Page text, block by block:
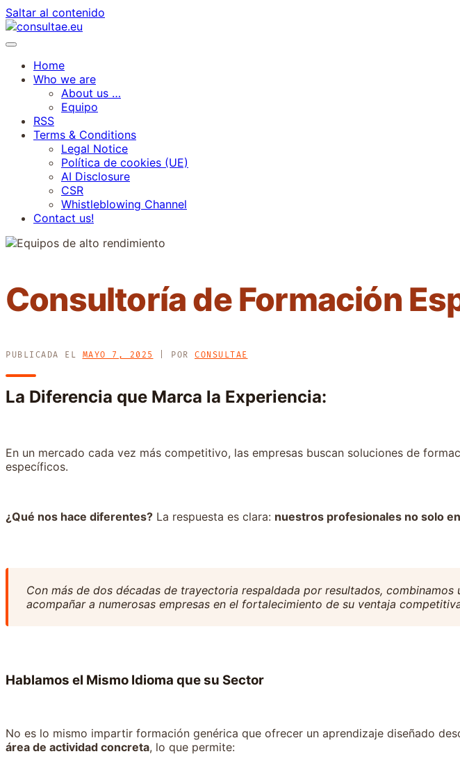
Saltar al contenido
Home
Who we are
About us …
Equipo
RSS
Terms & Conditions
Legal Notice
Política de cookies (UE)
AI Disclosure
CSR
Whistleblowing Channel
Contact us!
Consultoría de Formación
PUBLICADA EL MAYO 7, 2025 POR CONSULTAE
La Diferencia que Marca la Experiencia:
En un mercado cada vez más competitivo, las empresas buscan soluciones de
específicos.
¿Qué nos hace diferentes? La respuesta es clara: nuestros profesionales no solo
Con más de dos décadas de trayectoria respaldada por resultados,
acompañar a numerosas empresas en el fortalecimiento de su ventaja
Hablamos el Mismo Idioma que su Sector
No es lo mismo impartir formación genérica que ofrecer un aprendizaje diseñado
área de actividad concreta, lo que permite: